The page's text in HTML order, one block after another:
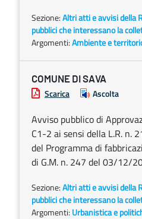
Sezione:Altri atti e avvisi della
pubblici che interessano la
Argomenti:Ambiente e
COMUNE DI SAVA
Scarica Ascolta
Avviso pubblico di
C1-2 ai sensi della L.R. n.
del Programma di
di G.M. n. 247 del 03/12/
Sezione:Altri atti e avvisi della
pubblici che interessano la
Argomenti: Urbanistica e